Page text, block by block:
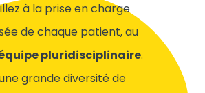
à la prise en charge
de chaque patient, au
pluridisciplinaire.
grande diversité de